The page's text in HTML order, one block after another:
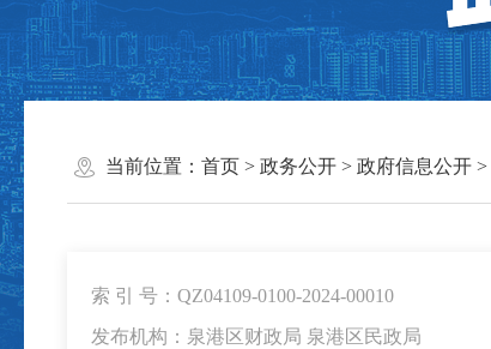
当前位置： 首页 > 政务公开 > 政府信息公开 >
索 引 号：QZ04109-0100-2024-00010
发布机构：泉港区财政局 泉港区民政局